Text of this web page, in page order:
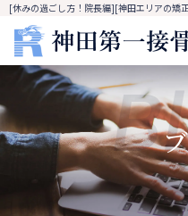
[休みの過ごし方！院長編][神田エリアの矯